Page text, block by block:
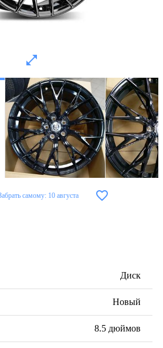
самому: 10 августа
Диск
Новый
8.5 дюймов